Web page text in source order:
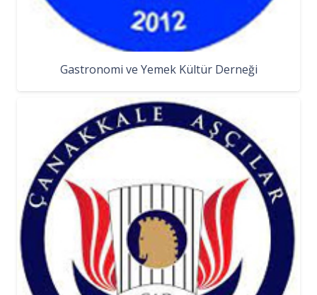
Gastronomi ve Yemek Kültür Derneği